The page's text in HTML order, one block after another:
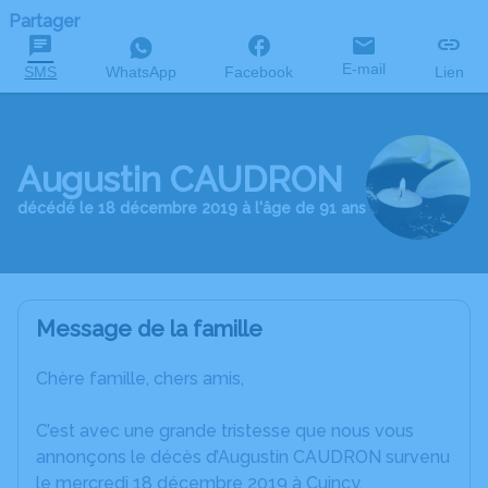
Partager
SMS WhatsApp Facebook E-mail Lien
Augustin CAUDRON
décédé le 18 décembre 2019 à l'âge de 91 ans
Message de la famille
Chère famille, chers amis,
C’est avec une grande tristesse que nous vous
annonçons le décès d’Augustin CAUDRON survenu
le mercredi 18 décembre 2019 à Cuincy.